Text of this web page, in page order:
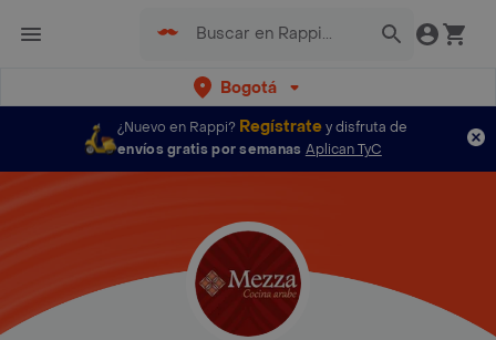
Bogotá
¿Nuevo en Rappi? Regístratey disfruta de
envíos gratis por semanas Aplican TyC